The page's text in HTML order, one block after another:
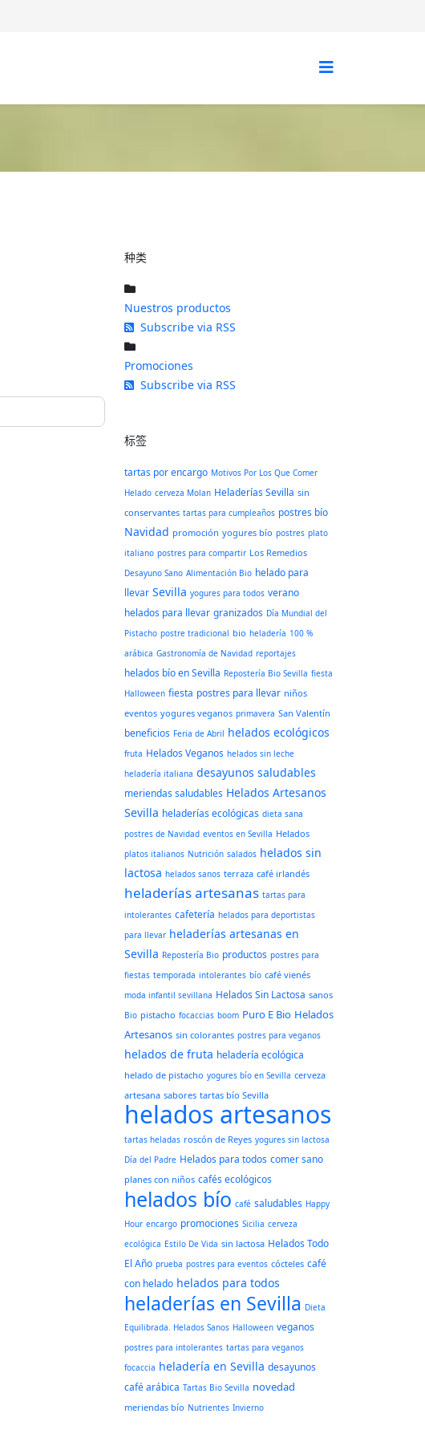
种类
Nuestros productos
Subscribe via RSS
Promociones
Subscribe via RSS
标签
tartas por encargo Motivos Por Los Que Comer
Helado cerveza Molan Heladerías Sevilla sin
conservantes tartas para cumpleaños postres bío
Navidad promoción yogures bío postres plato
italiano postres para compartir Los Remedios
Desayuno Sano Alimentación Bio helado para
llevar Sevilla yogures para todos verano
helados para llevar granizados Día Mundial del
Pistacho postre tradicional bio heladería 100 %
arábica Gastronomía de Navidad reportajes
helados bío en Sevilla Repostería Bio Sevilla fiesta
Halloween fiesta postres para llevar niños
eventos yogures veganos primavera San Valentín
beneficios Feria de Abril helados ecológicos
fruta Helados Veganos helados sin leche
heladería italiana desayunos saludables
meriendas saludables Helados Artesanos
Sevilla heladerías ecológicas dieta sana
postres de Navidad eventos en Sevilla Helados
platos italianos Nutrición salados helados sin
lactosa helados sanos terraza café irlandés
heladerías artesanas tartas para
intolerantes cafetería helados para deportistas
para llevar heladerías artesanas en
Sevilla Repostería Bio productos postres para
fiestas temporada intolerantes bío café vienés
moda infantil sevillana Helados Sin Lactosa sanos
Bio pistacho focaccias boom Puro E Bio Helados
Artesanos sin colorantes postres para veganos
helados de fruta heladería ecológica
helado de pistacho yogures bío en Sevilla cerveza
artesana sabores tartas bío Sevilla
helados artesanos
tartas heladas roscón de Reyes yogures sin lactosa
Día del Padre Helados para todos comer sano
planes con niños cafés ecológicos
helados bío café saludables Happy
Hour encargo promociones Sicilia cerveza
ecológica Estilo De Vida sin lactosa Helados Todo
El Año prueba postres para eventos cócteles café
con helado helados para todos
heladerías en Sevilla Dieta
Equilibrada. Helados Sanos Halloween veganos
postres para intolerantes tartas para veganos
focaccia heladería en Sevilla desayunos
café arábica Tartas Bio Sevilla novedad
meriendas bío Nutrientes Invierno